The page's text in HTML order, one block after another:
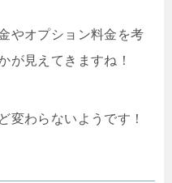
やオプション料金を考
が見えてきますね！
変わらないようです！